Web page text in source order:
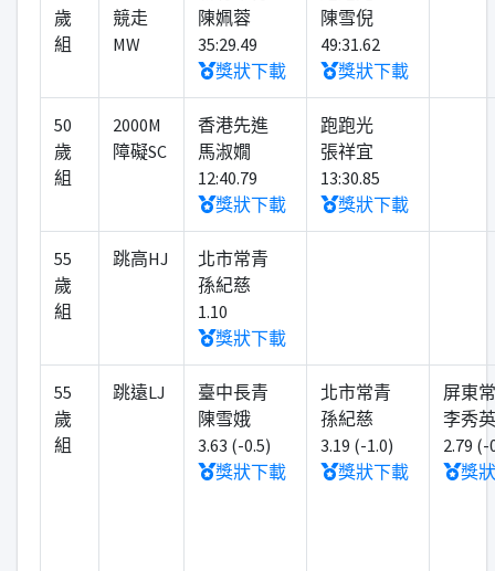
歲
組
競走
MW
陳姵蓉
35:29.49
獎狀下載
陳雪倪
49:31.62
獎狀下載
50
歲
組
2000M
障礙SC
香港先進
馬淑嫺
12:40.79
獎狀下載
跑跑光
張祥宜
13:30.85
獎狀下載
55
歲
組
跳高HJ
北市常青
孫紀慈
1.10
獎狀下載
55
歲
組
跳遠LJ
臺中長青
陳雪娥
3.63 (-0.5)
獎狀下載
北市常青
孫紀慈
3.19 (-1.0)
獎狀下載
屏東
李秀英
2.79 (-
獎